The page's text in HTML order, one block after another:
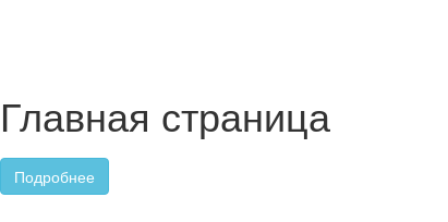
Главная страница
Подробнее